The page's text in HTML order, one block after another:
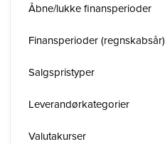
Åbne/lukke finansperioder
Finansperioder (regnskabsår)
Salgspristyper
Leverandørkategorier
Valutakurser